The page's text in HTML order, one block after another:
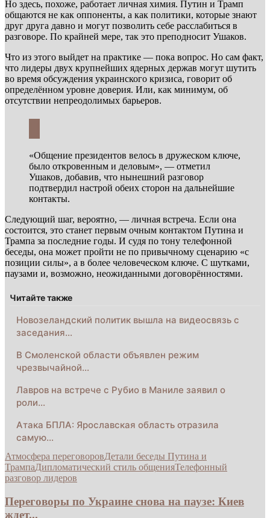
Но здесь, похоже, работает личная химия. Путин и Трамп
общаются не как оппоненты, а как политики, которые знают
друг друга давно и могут позволить себе расслабиться в
разговоре. По крайней мере, так это преподносит Ушаков.
Что из этого выйдет на практике — пока вопрос. Но сам факт,
что лидеры двух крупнейших ядерных держав могут шутить
во время обсуждения украинского кризиса, говорит об
определённом уровне доверия. Или, как минимум, об
отсутствии непреодолимых барьеров.
«Общение президентов велось в дружеском ключе,
было откровенным и деловым», — отметил
Ушаков, добавив, что нынешний разговор
подтвердил настрой обеих сторон на дальнейшие
контакты.
Следующий шаг, вероятно, — личная встреча. Если она
состоится, это станет первым очным контактом Путина и
Трампа за последние годы. И судя по тону телефонной
беседы, она может пройти не по привычному сценарию «с
позиции силы», а в более человеческом ключе. С шутками,
паузами и, возможно, неожиданными договорённостями.
Читайте также
Новозеландский политик вышла на видеосвязь с
заседания…
В Смоленской области объявлен режим
чрезвычайной…
Лавров на встрече с Рубио в Маниле заявил о
роли…
Атака БПЛА: Ярославская область отразила
самую…
Атмосфера переговоровДетали беседы Путина и
ТрампаДипломатический стиль общенияТелефонный
разговор лидеров
Переговоры по Украине снова на паузе: Киев
ждет...